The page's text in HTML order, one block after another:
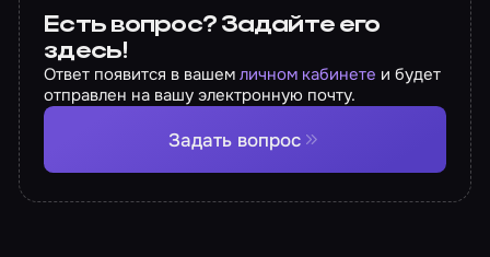
Есть вопрос? Задайте его
здесь!
Ответ появится в вашемличном кабинете и будет
отправлен на вашу электронную почту.
Задать вопрос